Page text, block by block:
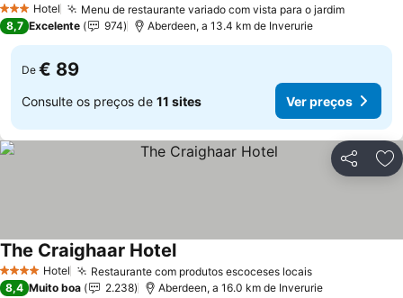
3 EstrelasHotel Menu de restaurante variado com vista para o jardim
8,7 Excelente 974 Aberdeen, a 13.4 km de Inverurie
De € 89
Consulte os preços de 11 sites Ver preços
Partilhar
4 EstrelasHotel Restaurante com produtos escoceses locais
The Craighaar Hotel
8,4 Muito boa 2.238 Aberdeen, a 16.0 km de Inverurie